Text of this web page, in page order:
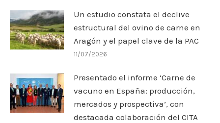
Un estudio constata el declive
estructural del ovino de carne en
Aragón y el papel clave de la PAC
11/07/2026
Presentado el informe ‘Carne de
vacuno en España: producción,
mercados y prospectiva’, con
destacada colaboración del CITA